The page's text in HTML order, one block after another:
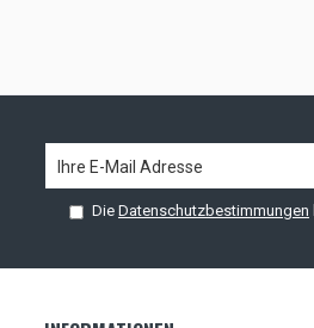
Die Datenschutzbestimmungen